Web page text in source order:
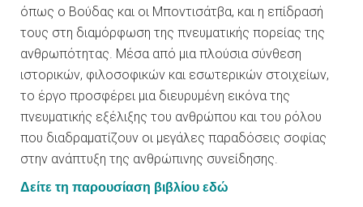
όπως ο Βούδας και οι Μποντισάτβα, και η επίδρασή
τους στη διαμόρφωση της πνευματικής πορείας της
ανθρωπότητας. Μέσα από μια πλούσια σύνθεση
ιστορικών, φιλοσοφικών και εσωτερικών στοιχείων,
το έργο προσφέρει μια διευρυμένη εικόνα της
πνευματικής εξέλιξης του ανθρώπου και του ρόλου
που διαδραματίζουν οι μεγάλες παραδόσεις σοφίας
στην ανάπτυξη της ανθρώπινης συνείδησης.
Δείτε τη παρουσίαση βιβλίου εδώ